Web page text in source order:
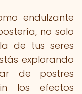
endulzante
no solo
de tus seres
explorando
de postres
los efectos